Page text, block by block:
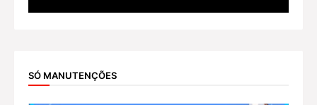
SÓ MANUTENÇÕES